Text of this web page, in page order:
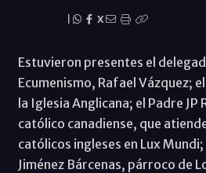
X
Estuvieron presentes el
Ecumenismo, Rafael Vázquez;
la Iglesia Anglicana; el Padre
católico canadiense, que
católicos ingleses en Lux
Jiménez Bárcenas, párroco de